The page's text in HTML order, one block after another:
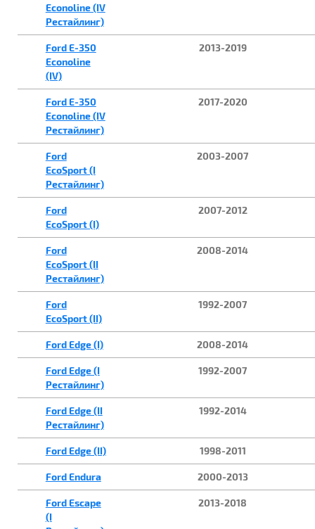
Econoline (IV
Рестайлинг)
Ford E-350
Econoline
(IV)
2013-2019
Ford E-350
Econoline (IV
Рестайлинг)
2017-2020
Ford
EcoSport (I
Рестайлинг)
2003-2007
Ford
EcoSport (I)
2007-2012
Ford
EcoSport (II
Рестайлинг)
2008-2014
Ford
EcoSport (II)
1992-2007
Ford Edge (I) 2008-2014
Ford Edge (I
Рестайлинг)
1992-2007
Ford Edge (II
Рестайлинг)
1992-2014
Ford Edge (II) 1998-2011
Ford Endura 2000-2013
Ford Escape
(I
2013-2018